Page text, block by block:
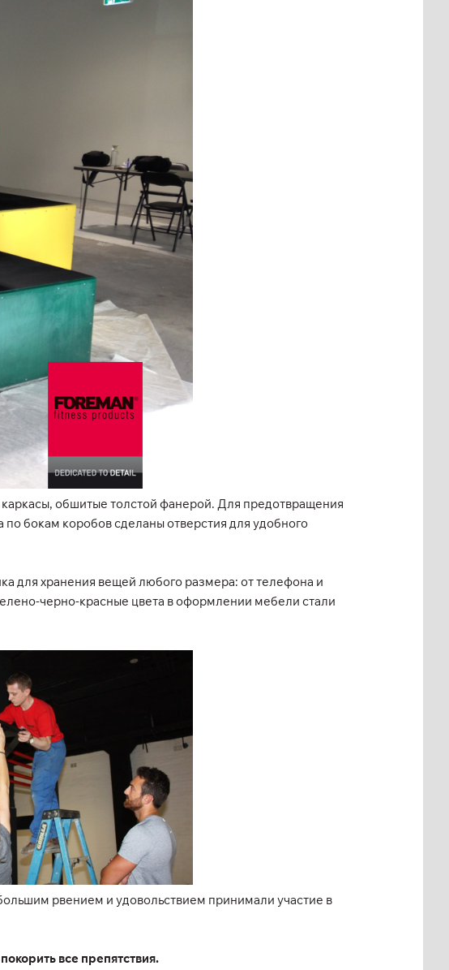
обшитые толстой фанерой. Для предотвращения
бокам коробов сделаны отверстия для удобного
для хранения вещей любого размера: от телефона и
черно-красные цвета в оформлении мебели стали
рвением и удовольствием принимали участие в
все препятствия.